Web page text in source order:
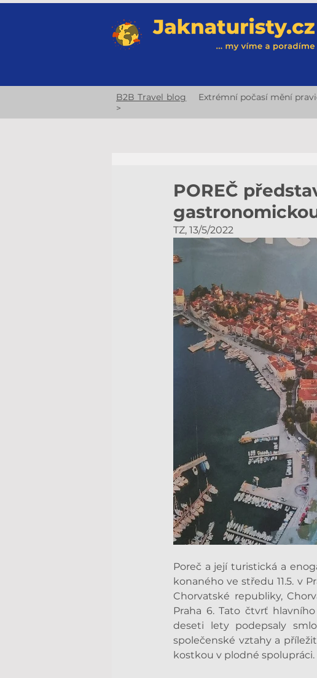
B2B Travel blog
>
Extrémní počasí mění
POREČ
TZ, 13/5/2022
Poreč a její turistická a
konaného ve středu 11.5. v
Chorvatské republiky,
Praha 6. Tato čtvrť
deseti lety podepsaly
společenské vztahy a
kostkou v plodné spolupráci.